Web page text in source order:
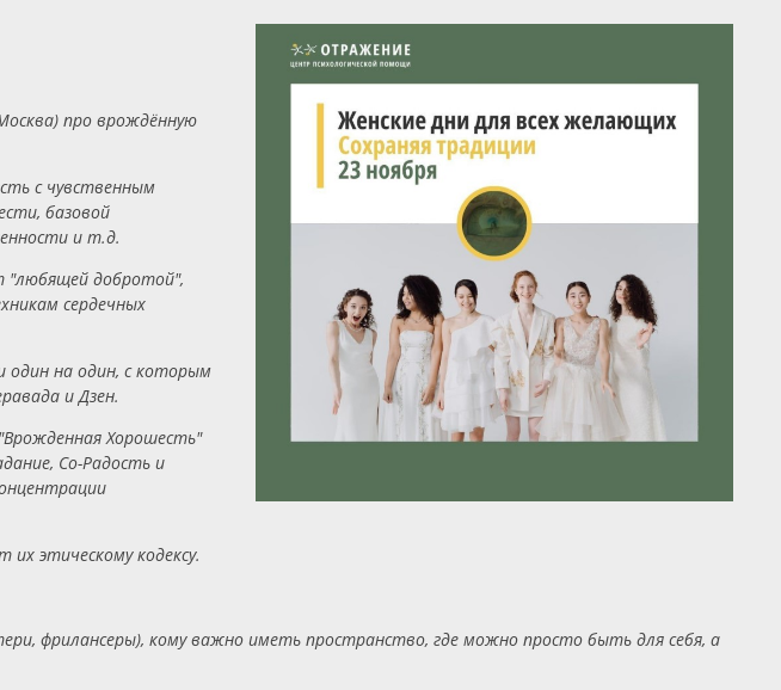
про врождённую
с чувственным
базовой
и т.д.
"любящей добротой",
сердечных
один на один, с которым
и Дзен.
Хорошесть"
Со-Радость и
этическому кодексу.
фрилансеры), кому важно иметь пространство, где можно просто быть для себя, а